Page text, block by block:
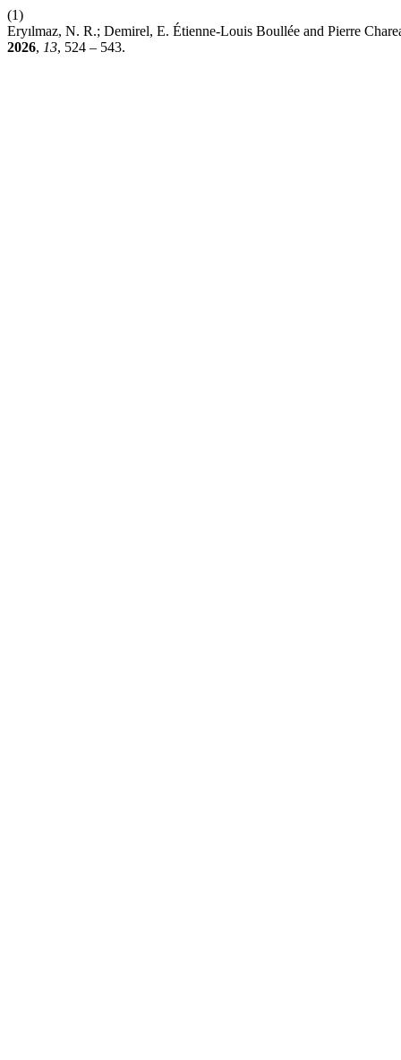
(1)
Eryılmaz, N. R.; Demirel, E. Étienne-Louis Boullée and Pierre
2026, 13, 524 – 543.